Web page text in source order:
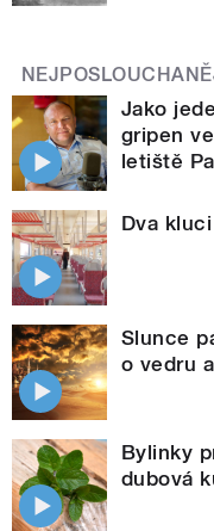
Jako
gripen
letiště
Dva
Slunce
o vedru
Bylinky
dubová